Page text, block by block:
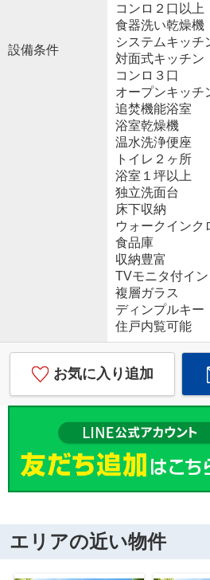
設備条件
コンロ２口以上
食器洗い乾燥機
システムキッチ
対面式キッチン
コンロ３口
オープンキッチ
追焚機能浴室
浴室乾燥機
温水洗浄便座
トイレ２ヶ所
浴室１坪以上
独立洗面台
床下収納
ウォークインク
食品庫
収納豊富
TVモニタ付イ
複層ガラス
ディンプルキー
住戸内覧可能
お気に入り追加
エリアの近い物件